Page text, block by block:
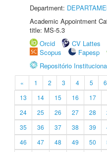
Department:
Academic Appointment
title: MS-5.3
Orcid
CV Lattes
Scopus
Fapesp
Repositório
« 1 2 3 4 5 6
13
14 15 16 17
24
25 26 27 28
35
36 37 38 39
46
47 48 49 50